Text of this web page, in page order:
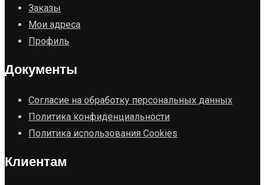
Заказы
Мои адреса
Профиль
Документы
Согласие на обработку персональных данных
Политика конфиденциальности
Политика использования Cookies
Клиентам